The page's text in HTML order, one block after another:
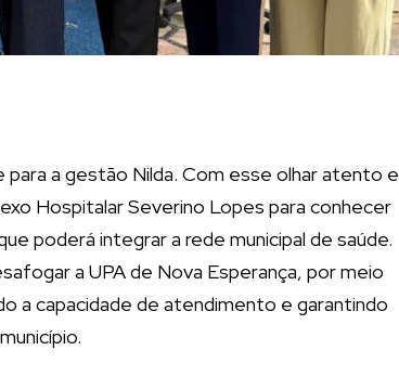
para a gestão Nilda. Com esse olhar atento e
Hospitalar Severino Lopes para conhecer
poderá integrar a rede municipal de saúde.
a UPA de Nova Esperança, por meio
a capacidade de atendimento e garantindo